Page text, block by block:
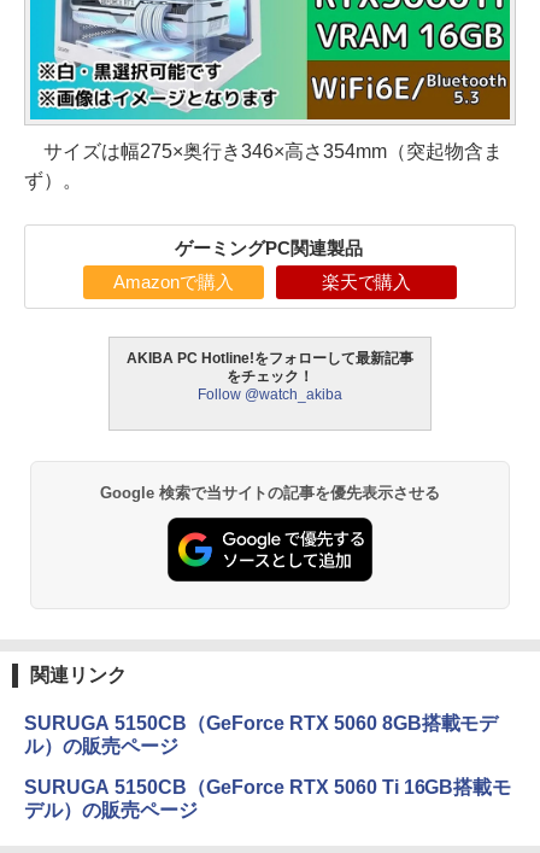
サイズは幅275×奥行き346×高さ354mm（突起物含ま
ず）。
ゲーミングPC関連製品
Amazonで購入 楽天で購入
AKIBA PC Hotline!をフォローして最新記事
をチェック！
Follow @watch_akiba
Google 検索で当サイトの記事を優先表示させる
関連リンク
SURUGA 5150CB（GeForce RTX 5060 8GB搭載モデ
ル）の販売ページ
SURUGA 5150CB（GeForce RTX 5060 Ti 16GB搭載モ
デル）の販売ページ